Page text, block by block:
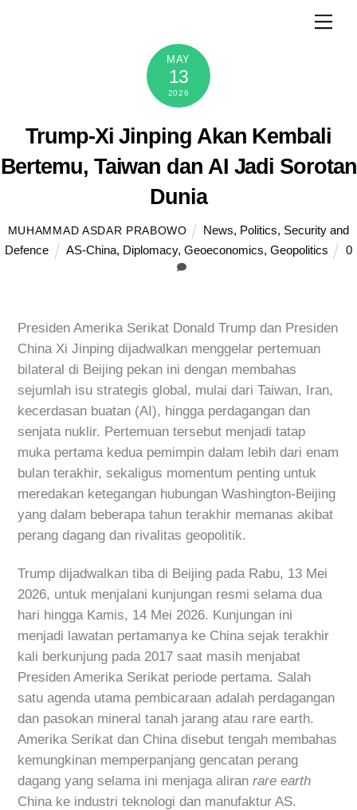
MAY
13
2026
Trump-Xi Jinping Akan Kembali
Bertemu, Taiwan dan AI Jadi Sorotan
Dunia
MUHAMMAD ASDAR PRABOWO News, Politics, Security and
Defence
AS-China, Diplomacy, Geoeconomics, Geopolitics 0
Presiden Amerika Serikat Donald Trump dan Presiden
China Xi Jinping dijadwalkan menggelar pertemuan
bilateral di Beijing pekan ini dengan membahas
sejumlah isu strategis global, mulai dari Taiwan, Iran,
kecerdasan buatan (AI), hingga perdagangan dan
senjata nuklir. Pertemuan tersebut menjadi tatap
muka pertama kedua pemimpin dalam lebih dari enam
bulan terakhir, sekaligus momentum penting untuk
meredakan ketegangan hubungan Washington-Beijing
yang dalam beberapa tahun terakhir memanas akibat
perang dagang dan rivalitas geopolitik.
Trump dijadwalkan tiba di Beijing pada Rabu, 13 Mei
2026, untuk menjalani kunjungan resmi selama dua
hari hingga Kamis, 14 Mei 2026. Kunjungan ini
menjadi lawatan pertamanya ke China sejak terakhir
kali berkunjung pada 2017 saat masih menjabat
Presiden Amerika Serikat periode pertama. Salah
satu agenda utama pembicaraan adalah perdagangan
dan pasokan mineral tanah jarang atau rare earth.
Amerika Serikat dan China disebut tengah membahas
kemungkinan memperpanjang gencatan perang
dagang yang selama ini menjaga aliranrare earth
China ke industri teknologi dan manufaktur AS.